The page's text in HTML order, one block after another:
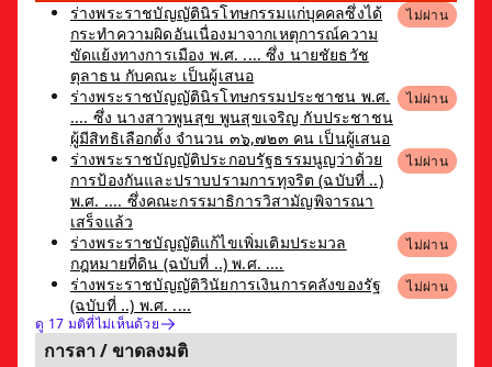
ร่างพระราชบัญญัตินิรโทษกรรมแก่บุคคลซึ่งได้
กระทำความผิดอันเนื่องมาจากเหตุการณ์ความ
ขัดแย้งทางการเมือง พ.ศ. .... ซึ่ง นายชัยธวัช
ตุลาธน กับคณะ เป็นผู้เสนอ
ไม่ผ่าน
ร่างพระราชบัญญัตินิรโทษกรรมประชาชน พ.ศ.
.... ซึ่ง นางสาวพูนสุข พูนสุขเจริญ กับประชาชน
ผู้มีสิทธิเลือกตั้ง จำนวน ๓๖,๗๒๓ คน เป็นผู้เสนอ
ไม่ผ่าน
ร่างพระราชบัญญัติประกอบรัฐธรรมนูญว่าด้วย
การป้องกันและปราบปรามการทุจริต (ฉบับที่ ..)
พ.ศ. .... ซึ่งคณะกรรมาธิการวิสามัญพิจารณา
เสร็จแล้ว
ไม่ผ่าน
ร่างพระราชบัญญัติแก้ไขเพิ่มเติมประมวล
กฎหมายที่ดิน (ฉบับที่ ..) พ.ศ. ....
ไม่ผ่าน
ร่างพระราชบัญญัติวินัยการเงินการคลังของรัฐ
(ฉบับที่ ..) พ.ศ. ....
ไม่ผ่าน
ดู 17 มติที่ไม่เห็นด้วย
การลา / ขาดลงมติ